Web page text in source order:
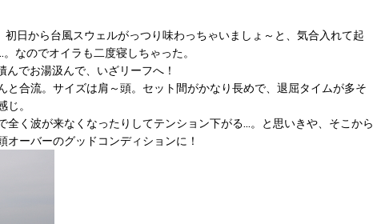
日から台風スウェルがっつり味わっちゃいましょ～と、気合入れて起
なのでオイラも二度寝しちゃった。
でお湯汲んで、いざリーフへ！
合流。サイズは肩～頭。セット間がかなり長めで、退屈タイムが多そ
。
く波が来なくなったりしてテンション下がる…。と思いきや、そこから
ーバーのグッドコンディションに！